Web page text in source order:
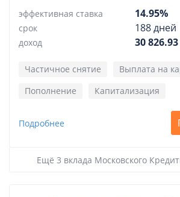
14.95%
эффективная ставка
188 дней
срок
30
доход
Частичное снятие
Выплата на
Пополнение
Капитализация
Подробнее
Ещё 3 вклада Московского